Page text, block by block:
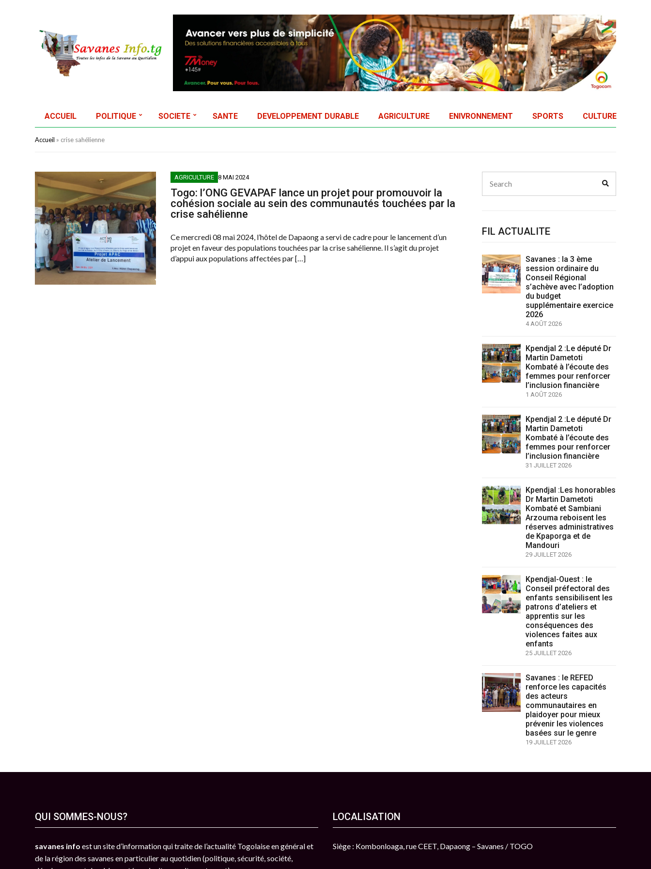
ACCUEIL POLITIQUE SOCIETE SANTE DEVELOPPEMENT DURABLE AGRICULTURE ENIVRONNEMENT SPORTS CULTURE
Accueil » crise sahélienne
AGRICULTURE 8 MAI 2024
Togo: l’ONG GEVAPAF lance un projet pour promouvoir la
cohésion sociale au sein des communautés touchées par la
crise sahélienne
Ce mercredi 08 mai 2024, l’hôtel de Dapaong a servi de cadre pour le lancement d’un
projet en faveur des populations touchées par la crise sahélienne. Il s’agit du projet
d’appui aux populations affectées par […]
for:
FIL ACTUALITE
Savanes : la 3 ème
session ordinaire du
Conseil Régional
s’achève avec l’adoption
du budget
supplémentaire exercice
2026
4 AOÛT 2026
Kpendjal 2 :Le député Dr
Martin Dametoti
Kombaté à l’écoute des
femmes pour renforcer
l’inclusion financière
1 AOÛT 2026
Kpendjal 2 :Le député Dr
Martin Dametoti
Kombaté à l’écoute des
femmes pour renforcer
l’inclusion financière
31 JUILLET 2026
Kpendjal :Les honorables
Dr Martin Dametoti
Kombaté et Sambiani
Arzouma reboisent les
réserves administratives
de Kpaporga et de
Mandouri
29 JUILLET 2026
Kpendjal-Ouest : le
Conseil préfectoral des
enfants sensibilisent les
patrons d’ateliers et
apprentis sur les
conséquences des
violences faites aux
enfants
25 JUILLET 2026
Savanes : le REFED
renforce les capacités
des acteurs
communautaires en
plaidoyer pour mieux
prévenir les violences
basées sur le genre
19 JUILLET 2026
QUI SOMMES-NOUS?
savanes info est un site d’information qui traite de l’actualité Togolaise en général et
de la région des savanes en particulier au quotidien (politique, sécurité, société,
LOCALISATION
Siège : Kombonloaga, rue CEET, Dapaong – Savanes / TOGO